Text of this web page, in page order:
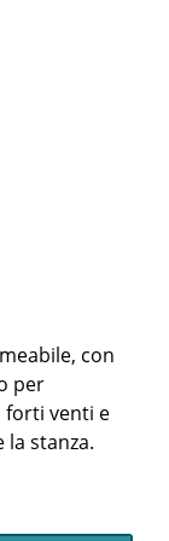
con
per
forti venti e
stanza.